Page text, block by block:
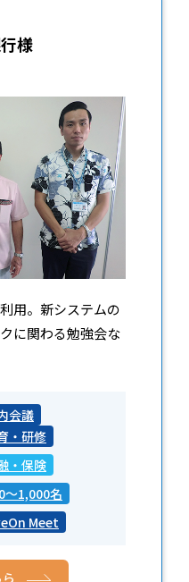
様
用。新システムの
に関わる勉強会な
会議
・研修
・保険
～1,000名
Meet